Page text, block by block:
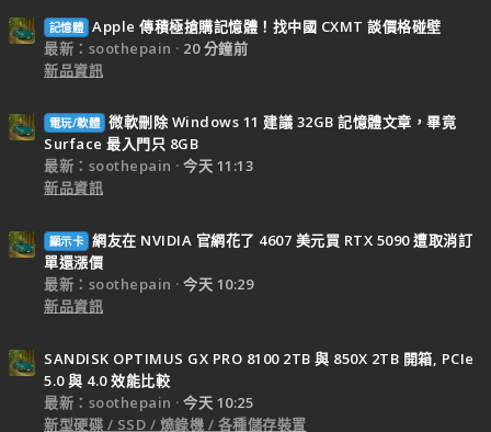
記憶體 Apple 傳積極搶購記憶體！找中國 CXMT 談價格碰壁
最新：soothepain
20 分鐘前
新品資訊
電玩/軟體 微軟刪除 Windows 11 建議 32GB 記憶體文章，畢竟
Surface 最入門只 8GB
最新：soothepain
今天 11:13
新品資訊
顯示卡 網友在 NVIDIA 官網花了 4607 美元買 RTX 5090 遭取消訂
單還漲價
最新：soothepain
今天 10:29
新品資訊
SANDISK OPTIMUS GX PRO 8100 2TB 與 850X 2TB 開箱, PCIe
5.0 與 4.0 效能比較
最新：soothepain
今天 10:25
新型硬碟 / SSD / 燒錄機 / 各種儲存裝置